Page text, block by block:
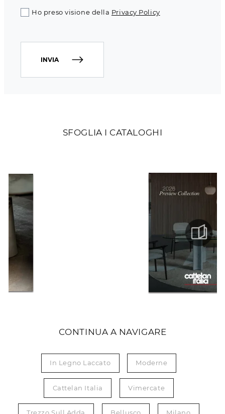
SFOGLIA I CATALOGHI
CONTINUA A NAVIGARE
In Legno Laccato Moderne
Cattelan Italia Vimercate
Ho preso visione della Privacy Policy
INVIA